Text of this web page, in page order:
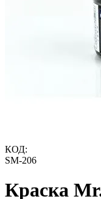
КОД:
SM-206
Краска